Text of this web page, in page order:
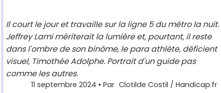
Il court le jour et travaille sur la ligne 5 du métro la nuit.
Jeffrey Lami mériterait la lumière et, pourtant, il reste
dans l'ombre de son binôme, le para athlète, déficient
visuel, Timothée Adolphe. Portrait d'un guide pas
comme les autres.
11 septembre 2024 • Par Clotilde Costil / Handicap.fr